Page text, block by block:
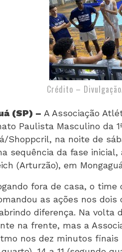
Crédito –
(SP) – A Associação
Paulista Masculino da
Shoppcril, na noite de
sequência da fase
(Arturzão), em
fora de casa, o
as ações nos
diferença. Na volta
na frente, mas a
nos dez minutos finais